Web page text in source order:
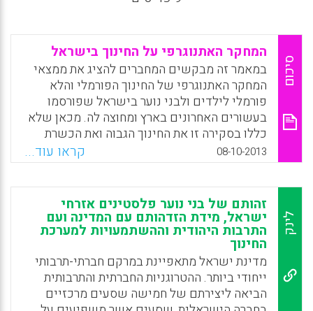
סיכום
המחקר האתנוגרפי על החינוך בישראל
במאמר זה מבקשים המחברים להציג את ממצאי
המחקר האתנוגרפי של החינוך הפורמלי והלא
פורמלי לילדים ולבני נוער בישראל שפורסמו
בעשורים האחרונים בארץ ומחוצה לה. מכאן שלא
כללו בסקירה זו את החינוך הגבוה ואת הכשרת
המורים, שאמנם נעשו עליהם לא מעט עבודות
מחקר איכותניות שונות, אך רק מעט אתנוגרפיות (
שמחה שלסקי, ברכה אלפרט, נעמה צבר-בן
יהושע).
WhatsApp
Facebook
Email
X
08-10-2013 קראו עוד...
לינק
זהותם של בני נוער פלסטינים אזרחי
ישראל, מידת הזדהותם עם המדינה ועם
התרבות היהודית וההשתמעויות למערכת
החינוך
מדינת ישראל מתאפיינת במרקם חברתי-תרבותי
ייחודי ביותר. ההטרוגניות החברתית והתרבותית
הביאה ליצירתם של חמישה שסעים מרכזיים